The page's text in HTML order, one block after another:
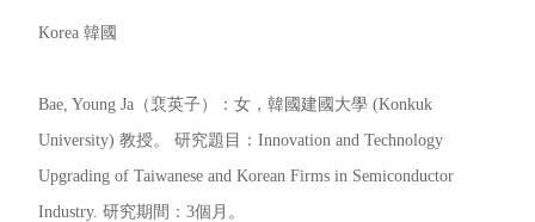
Korea 韓國
Bae, Young Ja（裵英子）：女，韓國建國大學 (Konkuk
University) 教授。 研究題目：Innovation and Technology
Upgrading of Taiwanese and Korean Firms in Semiconductor
Industry. 研究期間：3個月。